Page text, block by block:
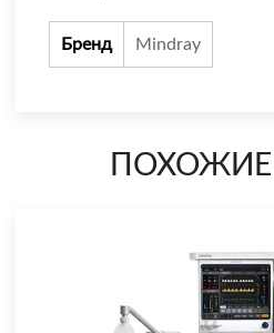
Бренд Mindray
ПОХОЖИЕ